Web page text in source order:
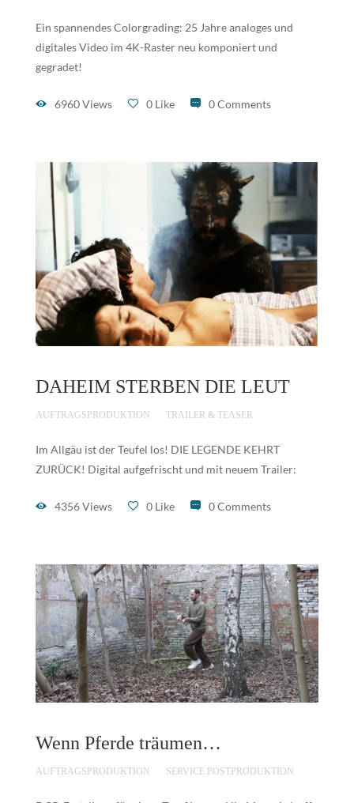
Ein spannendes Colorgrading: 25 Jahre analoges und
digitales Video im 4K-Raster neu komponiert und
gegradet!
6960 Views 0 Like 0 Comments
DAHEIM STERBEN DIE LEUT
AUFTRAGSPRODUKTION TRAILER & TEASER
Im Allgäu ist der Teufel los! DIE LEGENDE KEHRT
ZURÜCK! Digital aufgefrischt und mit neuem Trailer:
4356 Views 0 Like 0 Comments
Wenn Pferde träumen…
AUFTRAGSPRODUKTION SERVICE POSTPRODUKTION